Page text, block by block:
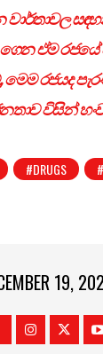
වාර්තාවල
ගෙන ඒම
මෙම රජයද
විසින්
#DRUGS
19,